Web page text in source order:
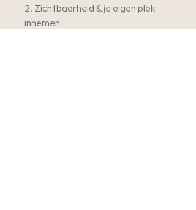
2. Zichtbaarheid & je eigen plek
innemen